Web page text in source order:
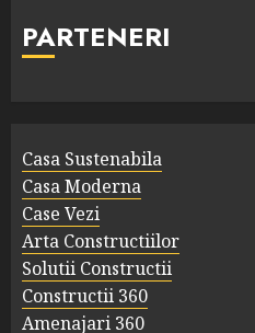
PARTENERI
Casa Sustenabila
Casa Moderna
Case Vezi
Arta Constructiilor
Solutii Constructii
Constructii 360
Amenajari 360